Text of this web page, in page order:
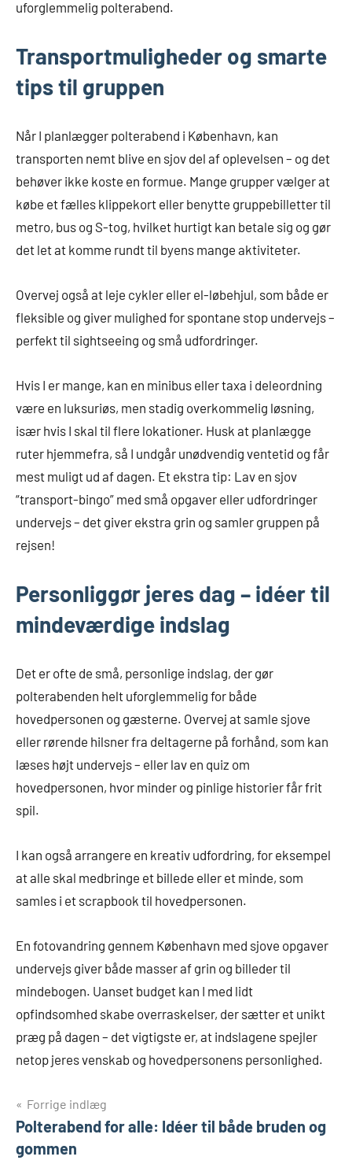
uforglemmelig polterabend.
Transportmuligheder og smarte
tips til gruppen
Når I planlægger polterabend i København, kan
transporten nemt blive en sjov del af oplevelsen – og det
behøver ikke koste en formue. Mange grupper vælger at
købe et fælles klippekort eller benytte gruppebilletter til
metro, bus og S-tog, hvilket hurtigt kan betale sig og gør
det let at komme rundt til byens mange aktiviteter.
Overvej også at leje cykler eller el-løbehjul, som både er
fleksible og giver mulighed for spontane stop undervejs –
perfekt til sightseeing og små udfordringer.
Hvis I er mange, kan en minibus eller taxa i deleordning
være en luksuriøs, men stadig overkommelig løsning,
især hvis I skal til flere lokationer. Husk at planlægge
ruter hjemmefra, så I undgår unødvendig ventetid og får
mest muligt ud af dagen. Et ekstra tip: Lav en sjov
“transport-bingo” med små opgaver eller udfordringer
undervejs – det giver ekstra grin og samler gruppen på
rejsen!
Personliggør jeres dag – idéer til
mindeværdige indslag
Det er ofte de små, personlige indslag, der gør
polterabenden helt uforglemmelig for både
hovedpersonen og gæsterne. Overvej at samle sjove
eller rørende hilsner fra deltagerne på forhånd, som kan
læses højt undervejs – eller lav en quiz om
hovedpersonen, hvor minder og pinlige historier får frit
spil.
I kan også arrangere en kreativ udfordring, for eksempel
at alle skal medbringe et billede eller et minde, som
samles i et scrapbook til hovedpersonen.
En fotovandring gennem København med sjove opgaver
undervejs giver både masser af grin og billeder til
mindebogen. Uanset budget kan I med lidt
opfindsomhed skabe overraskelser, der sætter et unikt
præg på dagen – det vigtigste er, at indslagene spejler
netop jeres venskab og hovedpersonens personlighed.
Indlægsnavigation
Forrige indlæg
Polterabend for alle: Idéer til både bruden og
gommen